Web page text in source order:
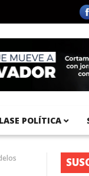
del Pacífico
POLÍTICA